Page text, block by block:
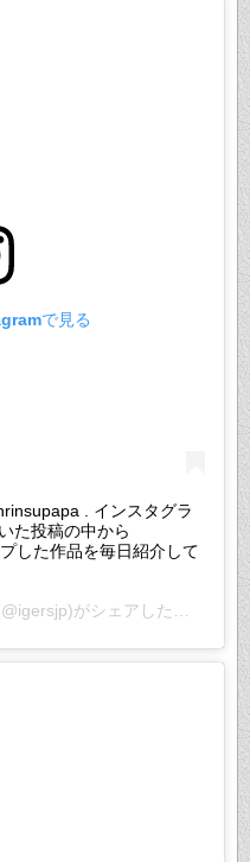
で見る
. インスタグラ
た投稿の中から
した作品を毎日紹介して
がシェアした投稿 –